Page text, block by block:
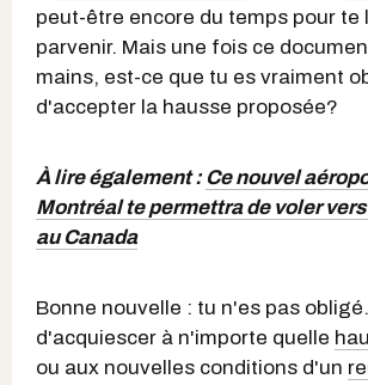
peut-être encore du temps pour te
parvenir. Mais une fois ce
mains, est-ce que tu es vraiment
d'accepter la hausse proposée?
À lire également : Ce nouvel
Montréal te permettra de voler
au Canada
Bonne nouvelle : tu n'es pas
d'acquiescer à n'importe quelle
ou aux nouvelles conditions d'un